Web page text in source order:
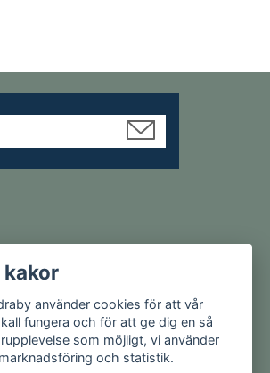
använder cookies för att vår
fungera och för att ge dig en så
som möjligt, vi använder
och statistik.